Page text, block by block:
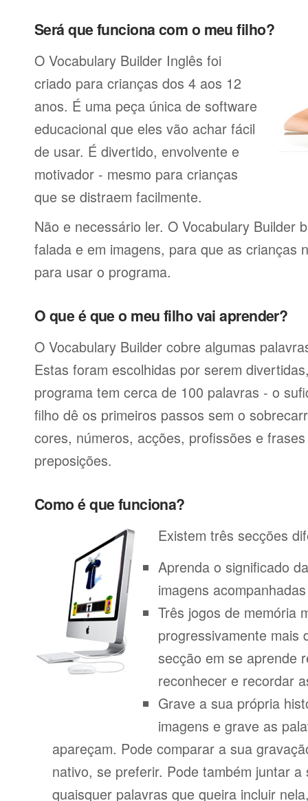
Será que funciona com o meu filho?
O Vocabulary Builder Inglês foi
criado para crianças dos 4 aos 12
anos. É uma peça única de software
educacional que eles vão achar fácil
de usar. É divertido, envolvente e
motivador - mesmo para crianças
que se distraem facilmente.
Não e necessário ler. O Vocabulary Builder
falada e em imagens, para que as crianças
para usar o programa.
O que é que o meu filho vai aprender?
O Vocabulary Builder cobre algumas
Estas foram escolhidas por serem
programa tem cerca de 100 palavras - o
filho dê os primeiros passos sem o
cores, números, acções, profissões e
preposições.
Como é que funciona?
Existem três secções
Aprenda o significado
imagens
Três jogos de memória
progressivamente mais
secção em se aprende
reconhecer e recordar
Grave a sua própria
imagens e grave as
apareçam. Pode comparar a sua
nativo, se preferir. Pode também juntar a
quaisquer palavras que queira incluir